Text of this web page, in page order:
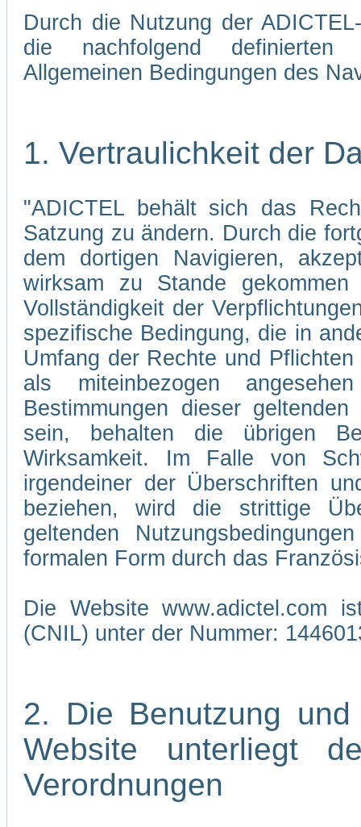
Durch die Nutzung der
die nachfolgend definierten
Allgemeinen Bedingungen des
1. Vertraulichkeit der
"ADICTEL behält sich das
Satzung zu ändern. Durch die
dem dortigen Navigieren,
wirksam zu Stande
Vollständigkeit der
spezifische Bedingung, die in
Umfang der Rechte und
als miteinbezogen
Bestimmungen dieser
sein, behalten die übrigen
Wirksamkeit. Im Falle von
irgendeiner der Überschriften
beziehen, wird die strittige
geltenden
formalen Form durch das
Die Website www.adictel.com
(CNIL) unter der Nummer:
2. Die Benutzung
Website unterliegt
Verordnungen